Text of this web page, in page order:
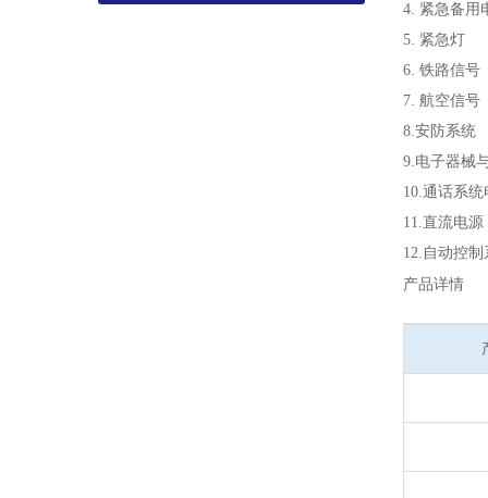
4. 紧急备用
5. 紧急灯
6. 铁路信号
7. 航空信号
8.安防系统
9.电子器械
10.通话系统
11.直流电源
12.自动控制
产品详情